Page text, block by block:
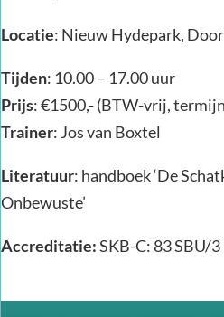
Locatie: Nieuw Hydepark,
Tijden: 10.00 – 17.00 uur
Prijs: €1500,- (BTW-vrij,
Trainer: Jos van Boxtel
Literatuur: handboek ‘De
Onbewuste’
Accreditatie:SKB-C: 83 SBU/3